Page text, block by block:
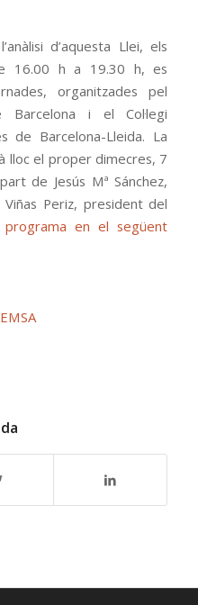
d’aquesta Llei, els
16.00 h a 19.30 h, es
organitzades pel
Barcelona i el Col·legi
de Barcelona-Lleida. La
lloc el proper dimecres, 7
de Jesús Mª Sánchez,
Periz, president del
programa en el següent